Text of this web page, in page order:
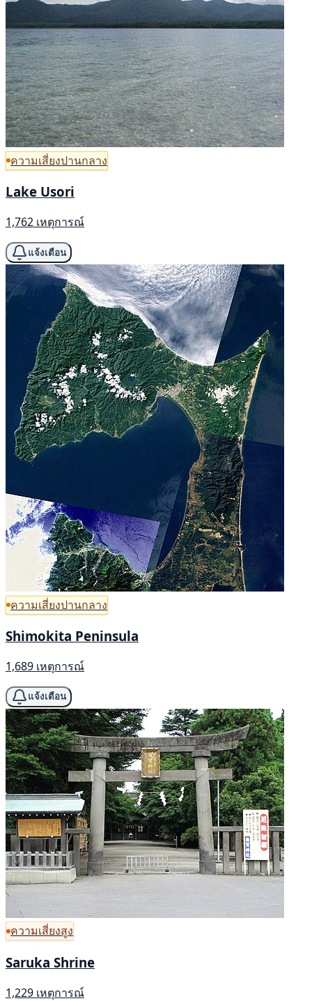
ความเสี่ยงปานกลาง
Lake Usori
1,762 เหตุการณ์
แจ้งเตือน
ความเสี่ยงปานกลาง
Shimokita Peninsula
1,689 เหตุการณ์
แจ้งเตือน
ความเสี่ยงสูง
Saruka Shrine
1,229 เหตุการณ์